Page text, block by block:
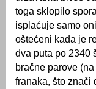
toga sklopilo
isplaćuje samo
oštećeni kada je
dva puta po 2340
bračne parove
franaka, što znači